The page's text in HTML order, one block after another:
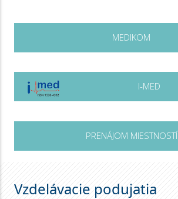
MEDIKOM
I-MED
PRENÁJOM MIESTNOSTÍ
Vzdelávacie podujatia